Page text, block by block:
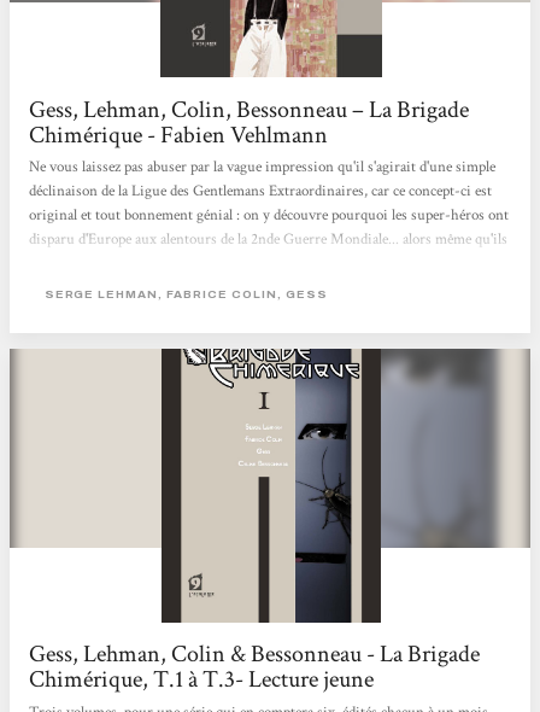
Gess, Lehman, Colin, Bessonneau – La Brigade
Chimérique - Fabien Vehlmann
Ne vous laissez pas abuser par la vague impression qu'il s'agirait d'une simple
déclinaison de la Ligue des Gentlemans Extraordinaires, car ce concept-ci est
original et tout bonnement génial : on y découvre pourquoi les super-héros ont
disparu d'Europe aux alentours de la 2nde Guerre Mondiale... alors même qu'ils
(Spiderman, Superman et autres Batman). Les deux scénaristes (Serge Lehman
de méchants puisés dans la littérature fantastique...
SERGE LEHMAN, FABRICE COLIN, GESS
Gess, Lehman, Colin & Bessonneau - La Brigade
Chimérique, T.1 à T.3- Lecture jeune